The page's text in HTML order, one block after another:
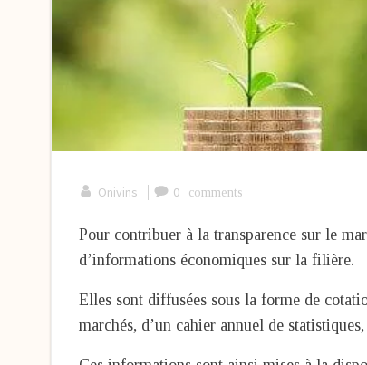
Onivins 0 comments
Pour contribuer à la transparence sur le
d’informations économiques sur la filière.
Elles sont diffusées sous la forme de
marchés, d’un cahier annuel de